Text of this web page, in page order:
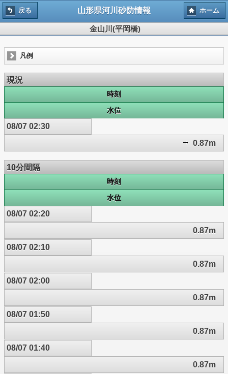
戻る 山形県河川砂防情報 ホーム
金山川(平岡橋)
凡例
現況
時刻
水位
08/07 02:30
0.87m
10分間隔
時刻
水位
08/07 02:20
0.87m
08/07 02:10
0.87m
08/07 02:00
0.87m
08/07 01:50
0.87m
08/07 01:40
0.87m